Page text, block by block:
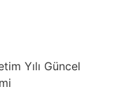
Yılı Güncel